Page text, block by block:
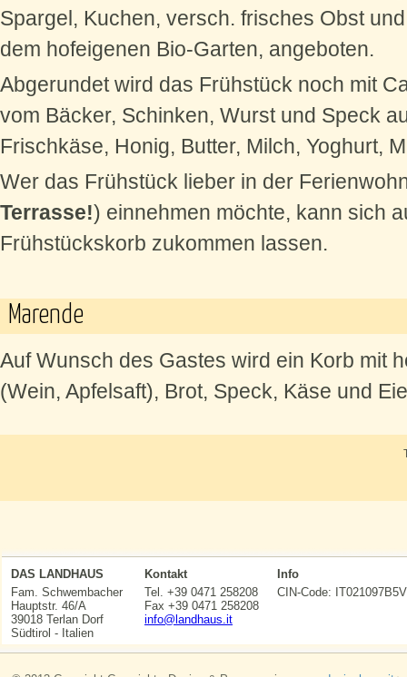
Spargel, Kuchen, versch. frisches Obst
dem hofeigenen Bio-Garten, angeboten.
Abgerundet wird das Frühstück noch mit
vom Bäcker, Schinken, Wurst und Speck
Frischkäse, Honig, Butter, Milch, Yoghurt,
Wer das Frühstück lieber in der
Terrasse!) einnehmen möchte, kann sich
Frühstückskorb zukommen lassen.
Marende
Auf Wunsch des Gastes wird ein Korb mit
(Wein, Apfelsaft), Brot, Speck, Käse und
DAS LANDHAUS
Fam. Schwembacher
Hauptstr. 46/A
39018 Terlan Dorf
Südtirol - Italien
Kontakt
Tel. +39 0471 258208
Fax +39 0471 258208
info@landhaus.it
Info
CIN-Code: